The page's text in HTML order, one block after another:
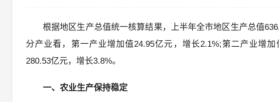
根据地区生产总值统一核算结果，上半年全市地区生产总值
分产业看，第一产业增加值24.95亿元，增长2.1%;第二产业增
280.53亿元，增长3.8%。
一、农业生产保持稳定